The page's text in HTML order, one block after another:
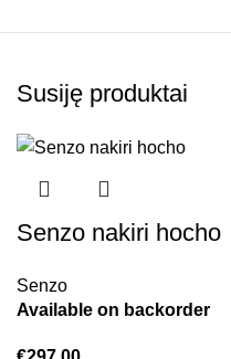
Susiję produktai
Senzo nakiri hocho
Senzo
Available on backorder